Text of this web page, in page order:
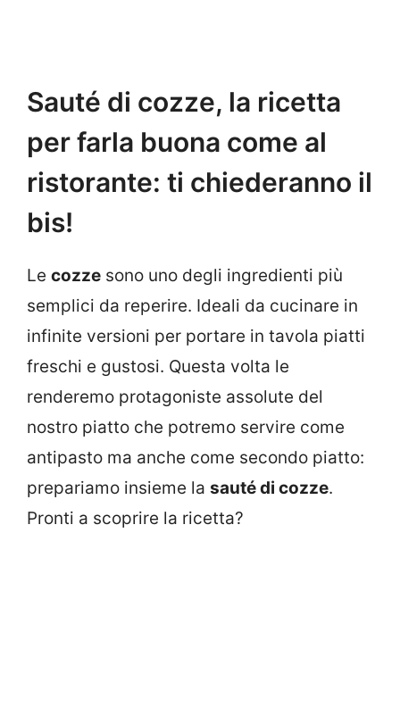
Sauté di cozze, la ricetta
per farla buona come al
ristorante: ti chiederanno il
bis!
Le cozze sono uno degli ingredienti più
semplici da reperire. Ideali da cucinare in
infinite versioni per portare in tavola piatti
freschi e gustosi. Questa volta le
renderemo protagoniste assolute del
nostro piatto che potremo servire come
antipasto ma anche come secondo piatto:
prepariamo insieme la sauté di cozze.
Pronti a scoprire la ricetta?